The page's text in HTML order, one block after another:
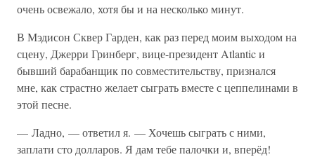
очень освежало, хотя бы и на несколько минут.
В Мэдисон Сквер Гарден, как раз перед моим выходом на
сцену, Джерри Гринберг, вице-президент Atlantic и
бывший барабанщик по совместительству, признался
мне, как страстно желает сыграть вместе с цеппелинами в
этой песне.
— Ладно, — ответил я. — Хочешь сыграть с ними,
заплати сто долларов. Я дам тебе палочки и, вперёд!